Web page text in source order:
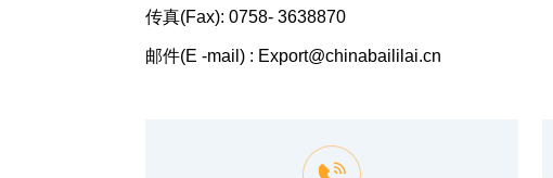
传真(Fax): 0758- 3638870
邮件(E -mail) : Export@chinabaililai.cn